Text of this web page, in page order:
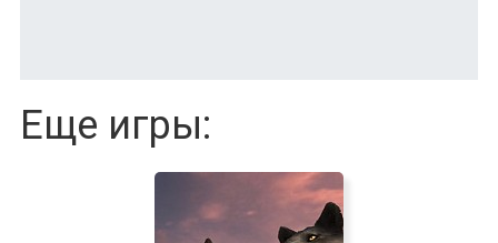
Еще игры: